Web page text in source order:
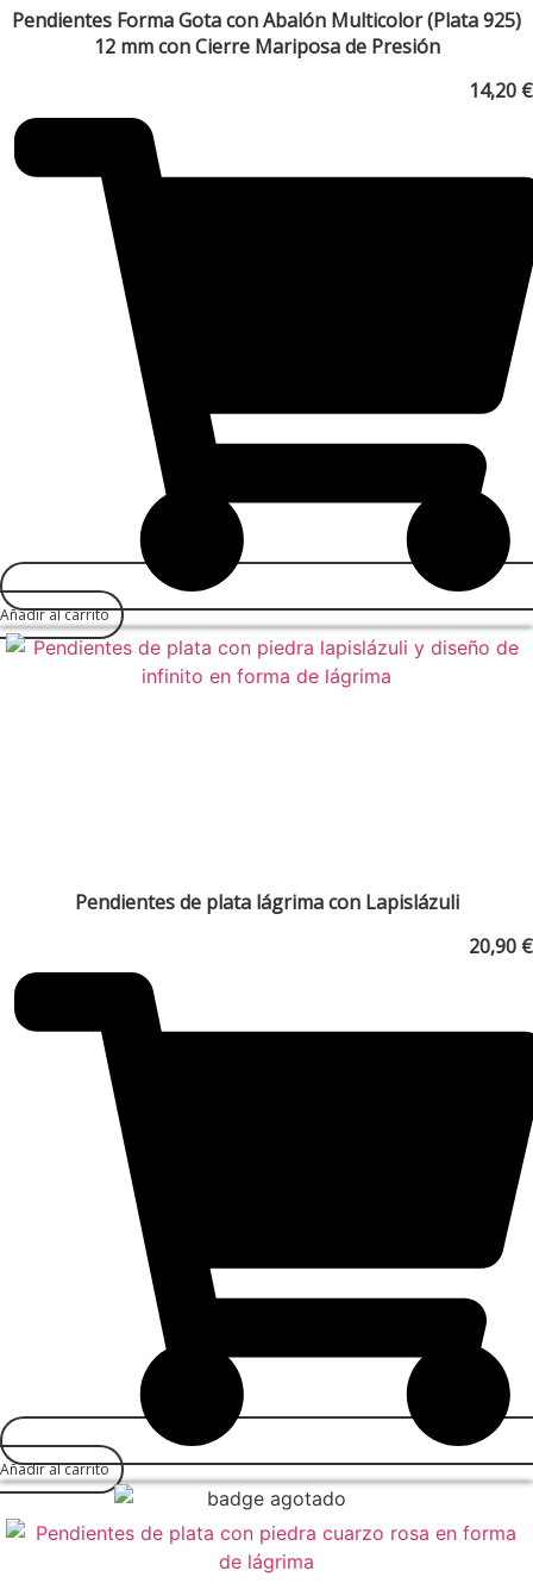
Pendientes Forma Gota con Abalón Multicolor (Plata 925)
12 mm con Cierre Mariposa de Presión
14,20 €
Añadir al carrito
Pendientes de plata lágrima con Lapislázuli
20,90 €
Añadir al carrito